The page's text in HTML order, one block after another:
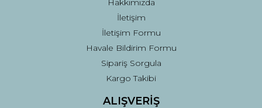
Gönder
Hakkımızda
İletişim
İletişim Formu
Havale Bildirim Formu
Sipariş Sorgula
Kargo Takibi
ALIŞVERİŞ